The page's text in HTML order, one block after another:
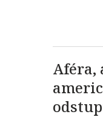
Aféra,